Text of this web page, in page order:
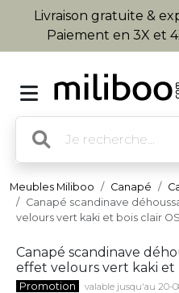
Livraison gratuite &
Paiement en 3X et
Meubles Miliboo Canapé
Canapé scandinave
velours vert kaki et bois clair
Canapé scandinave
effet velours vert kaki et
Promotion valable jusqu'au 20-